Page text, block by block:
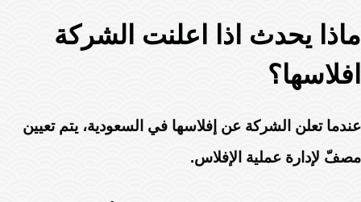
ماذا يحدث اذا اعلنت الشركة
افلاسها؟
عندما تعلن الشركة عن إفلاسها في السعودية، يتم تعيين
مصفّ لإدارة عملية الإفلاس.